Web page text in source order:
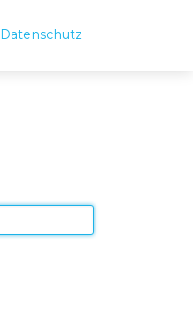
Datenschutz